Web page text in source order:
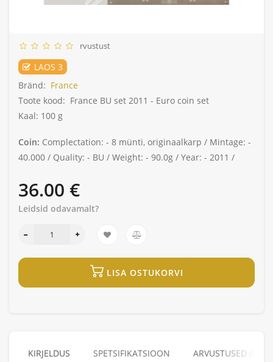
rvustust
LAOS 3
Bränd: France
Toote kood: France BU set 2011 - Euro coin set
Kaal: 100 g
Coin: Complectation: - 8 münti, originaalkarp / Mintage: -
40.000 / Quality: - BU / Weight: - 90.0g / Year: - 2011 /
36.00 €
Leidsid odavamalt?
LISA OSTUKORVI
KIRJELDUS SPETSIFIKATSIOON ARVUSTUSED (0)